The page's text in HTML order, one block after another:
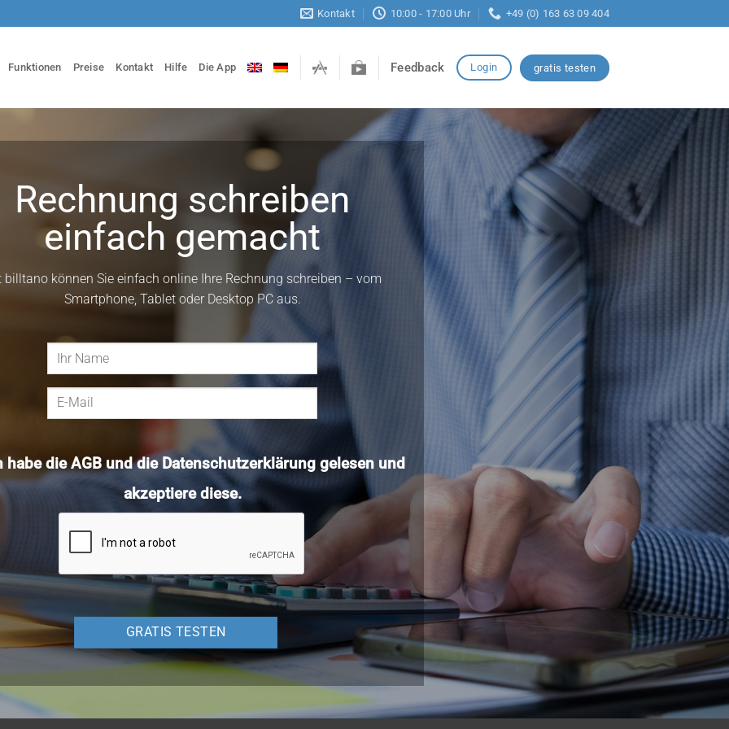
Kontakt 10:00 - 17:00 Uhr +49 (0) 163 63 09 404
Funktionen Preise Kontakt Hilfe Die App Feedback Login gratis testen
Rechnung schreiben
einfach gemacht
billtano können Sie einfach online Ihre Rechnung schreiben – vom
Smartphone, Tablet oder Desktop PC aus.
habe dieAGBund die Datenschutzerklärunggelesen und
akzeptiere diese.